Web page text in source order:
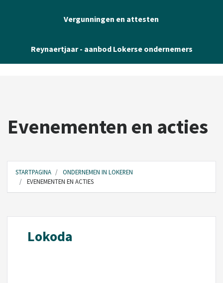
Vergunningen en attesten
Reynaertjaar - aanbod Lokerse ondernemers
Evenementen en acties
STARTPAGINA
ONDERNEMEN IN LOKEREN
EVENEMENTEN EN ACTIES
Lokoda